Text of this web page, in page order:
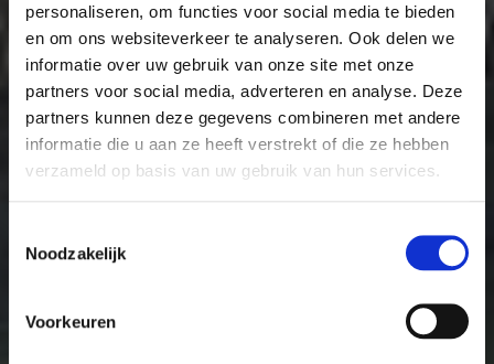
personaliseren, om functies voor social media te bieden
en om ons websiteverkeer te analyseren. Ook delen we
informatie over uw gebruik van onze site met onze
partners voor social media, adverteren en analyse. Deze
partners kunnen deze gegevens combineren met andere
informatie die u aan ze heeft verstrekt of die ze hebben
verzameld op basis van uw gebruik van hun services.
Noodzakelijk
Voorkeuren